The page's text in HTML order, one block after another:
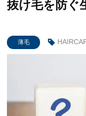
抜け毛を防ぐ
薄毛